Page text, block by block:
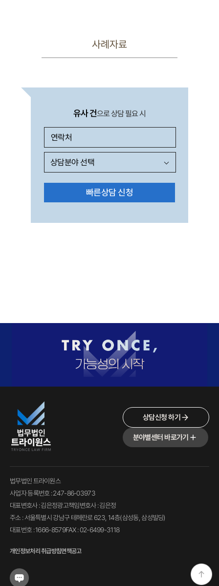
사례자료
유사 건으로 상담 필요 시
상담신청 하기
분야별센터 바로가기
법무법인 트라이원스
사업자 등록번호 : 247-86-03973
대표변호사 : 김은정광고책임변호사 : 김은정
주소 : 서울특별시 강남구 테헤란로 623, 14층(삼성동, 삼성빌딩)
대표번호 : 1666-8579FAX : 02-6499-3118
개인정보처리 취급방침면책공고